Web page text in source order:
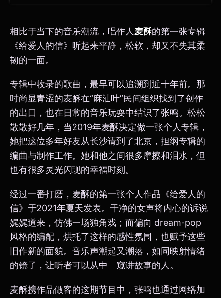
相比于当下的音乐潮流，唱作人 麦酥的第一张专辑
《给爱人的信》听起来平静，松软，却又不失其柔
韧的一面。
专辑中收录的歌曲，最早可以追溯到近十年前。那
时尚显青涩的麦酥在“麻油叶”民间组织找到了创作
的出口，也在日常的音乐玩耍中结识了张鸣。松松
散散好几年，当2019年麦酥决定做一张个人专辑，
她把这位多年好友从长沙请到了北京，担纲专辑的
编曲与制作工作。她和他之间很多摩擦和泪水，但
也有很多灵光闪现的幸福时刻。
经过一番打磨，麦酥的第一张个人作品《给爱人的
信》于2021年夏天发表。干净的女声将内心的诉说
娓娓道来，仿佛一场独角戏；而偏向 dream-pop
风格的编配，烘托了这样的感性氛围，也赋予这些
旧作新的面貌。音乐声潮起又潮落，如同映射情绪
的镜子，让听者可以从中一窥讲故事的人。
麦酥携作品做客的这期节目中，张鸣也通过网络加